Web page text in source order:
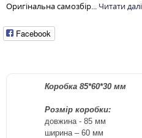
Оригінальна самозбір... Читати
Facebook
Коробка 85*60*30 мм
Розмір коробки:
довжина - 85 мм
ширина – 60 мм